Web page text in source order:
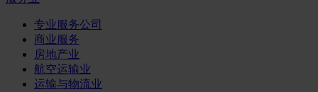
专业服务公司
商业服务
房地产业
航空运输业
运输与物流业